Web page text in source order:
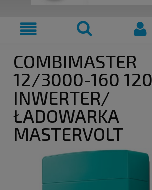
COMBIMASTER
12/3000-160
INWERTER/
ŁADOWARKA
MASTERVOLT